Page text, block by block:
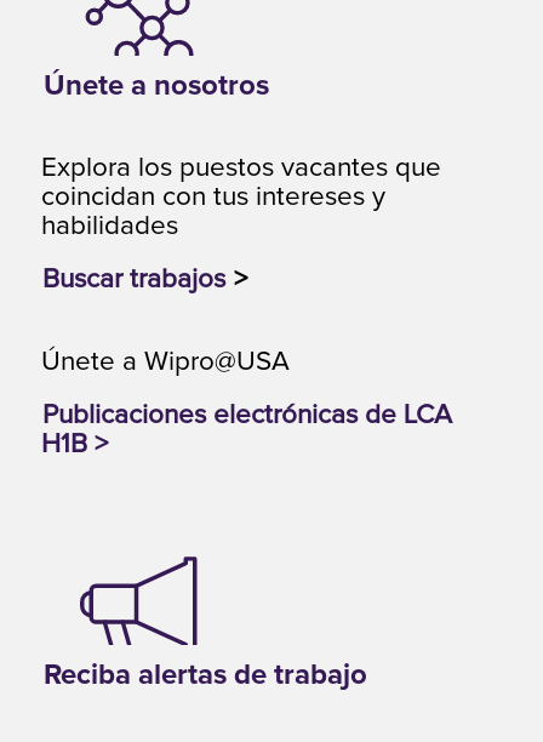
Únete a nosotros
Explora los puestos vacantes que
coincidan con tus intereses y
habilidades
Buscar trabajos >
Únete a Wipro@USA
Publicaciones electrónicas de LCA
H1B >
Reciba alertas de trabajo